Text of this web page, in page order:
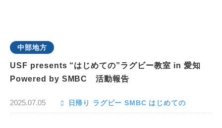
中部地方
USF presents “はじめての”ラグビー教室 in 愛知
Powered by SMBC 活動報告
2025.07.05 日帰り ラグビー SMBC はじめての